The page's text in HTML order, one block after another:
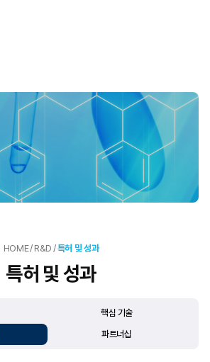
HOME/ R&D /특허 및 성과
특허 및 성과
핵심 기술
파트너십